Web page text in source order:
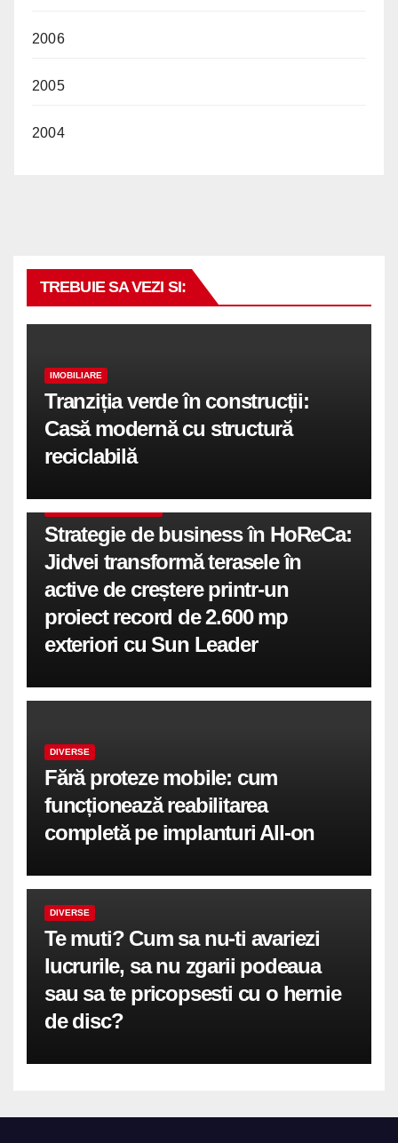
2006
2005
2004
TREBUIE SA VEZI SI:
IMOBILIARE
Tranziția verde în construcții:
Casă modernă cu structură
reciclabilă
Strategie de business în HoReCa:
Jidvei transformă terasele în
active de creștere printr-un
proiect record de 2.600 mp
exteriori cu Sun Leader
DIVERSE
Fără proteze mobile: cum
funcționează reabilitarea
completă pe implanturi All-on
DIVERSE
Te muti? Cum sa nu-ti avariezi
lucrurile, sa nu zgarii podeaua
sau sa te pricopsesti cu o hernie
de disc?